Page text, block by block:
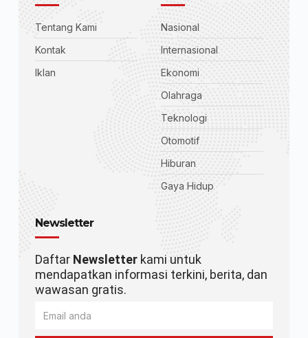
Tentang Kami
Kontak
Iklan
Nasional
Internasional
Ekonomi
Olahraga
Teknologi
Otomotif
Hiburan
Gaya Hidup
Newsletter
Daftar Newsletterkami untuk
mendapatkan informasi terkini, berita, dan
wawasan gratis.